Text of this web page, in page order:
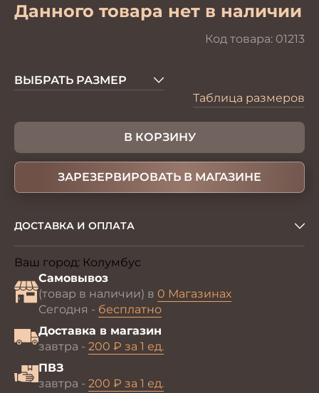
Данного товара нет в наличии
Код товара: 01213
ВЫБРАТЬ РАЗМЕР
Таблица размеров
В КОРЗИНУ
ЗАРЕЗЕРВИРОВАТЬ В МАГАЗИНЕ
ДОСТАВКА И ОПЛАТА
Ваш город: Колумбус
Самовывоз
(товар в наличии) в 0 Магазинах
Сегодня - бесплатно
Доставка в магазин
завтра - 200 ₽ за 1 ед.
ПВЗ
завтра - 200 ₽ за 1 ед.